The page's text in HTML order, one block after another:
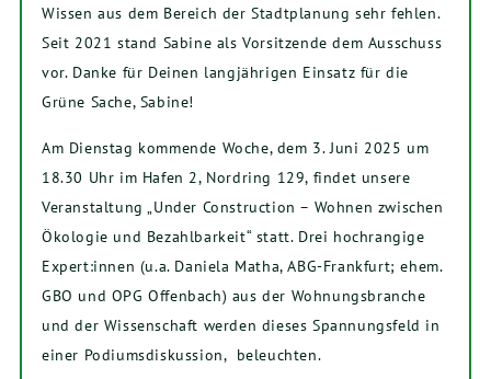
Wissen aus dem Bereich der Stadtplanung sehr fehlen.
Seit 2021 stand Sabine als Vorsitzende dem Ausschuss
vor. Danke für Deinen langjährigen Einsatz für die
Grüne Sache, Sabine!
Am Dienstag kommende Woche, dem 3. Juni 2025 um
18.30 Uhr im Hafen 2, Nordring 129, findet unsere
Veranstaltung „Under Construction – Wohnen zwischen
Ökologie und Bezahlbarkeit“ statt. Drei hochrangige
Expert:innen (u.a. Daniela Matha, ABG-Frankfurt; ehem.
GBO und OPG Offenbach) aus der Wohnungsbranche
und der Wissenschaft werden dieses Spannungsfeld in
einer Podiumsdiskussion, beleuchten.